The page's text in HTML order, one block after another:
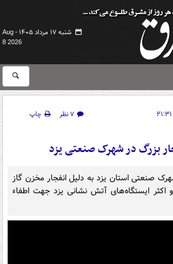
شنبه ۱۷ مرداد ۱۴۰۵ -
Aug
8 2026
۷ نظر
چاپ
بزرگ در شهرک صنعتی یزد
صنعتی استان یزد به دلیل انفجار مخزن گاز
اکثر ایستگاه‌های آتش نشانی یزد جهت اطفاء